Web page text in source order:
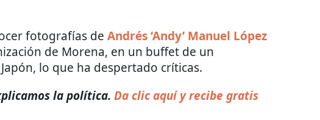
fotografías de Andrés ‘Andy’ Manuel López
de Morena, en un buffet de un
lo que ha despertado críticas.
la política. Da clic aquí y recibe gratis